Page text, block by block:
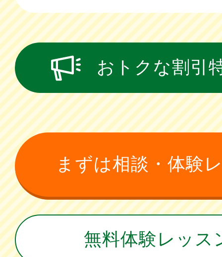
おトクな割引
まずは相談・体験
無料体験レッス